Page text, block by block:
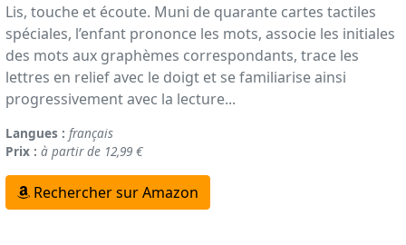
Lis, touche et écoute. Muni de quarante cartes tactiles
spéciales, l’enfant prononce les mots, associe les initiales
des mots aux graphèmes correspondants, trace les
lettres en relief avec le doigt et se familiarise ainsi
progressivement avec la lecture...
Langues : français
Prix : à partir de 12,99 €
Rechercher sur Amazon